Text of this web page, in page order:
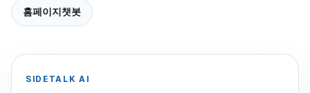
홈페이지챗봇
SIDETALK AI